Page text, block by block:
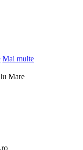
Mai multe
Mare